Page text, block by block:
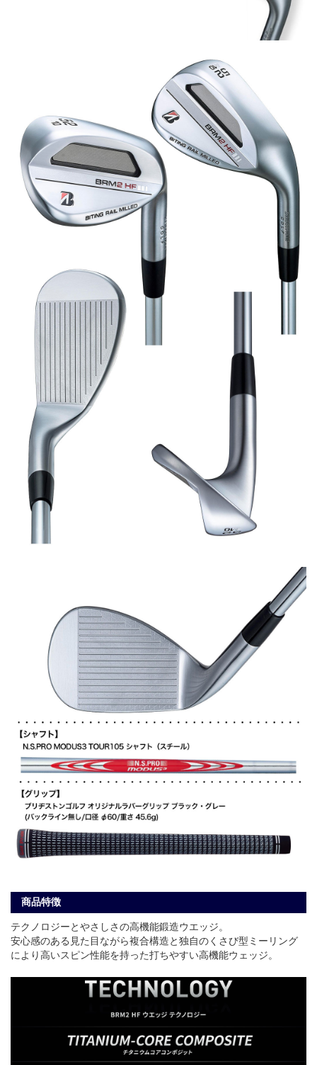
商品特徴
テクノロジーとやさしさの高機能鍛造ウエッジ。
安心感のある見た目ながら複合構造と独自のくさび型ミーリング
により高いスピン性能を持った打ちやすい高機能ウェッジ。